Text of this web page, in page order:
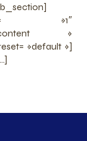
»1″
»
»default »]